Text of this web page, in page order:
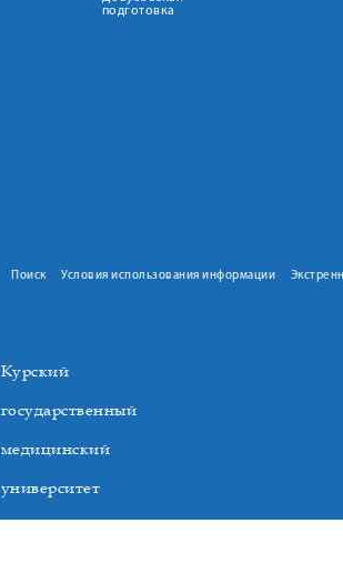
подготовка
Поиск Условия использования информации
Курский
государственный
медицинский
университет